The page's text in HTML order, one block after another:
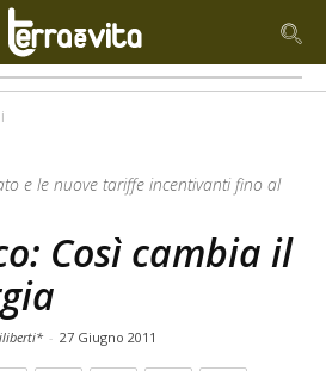
e le nuove tariffe incentivanti fino al
Così cambia il
- 27 Giugno 2011